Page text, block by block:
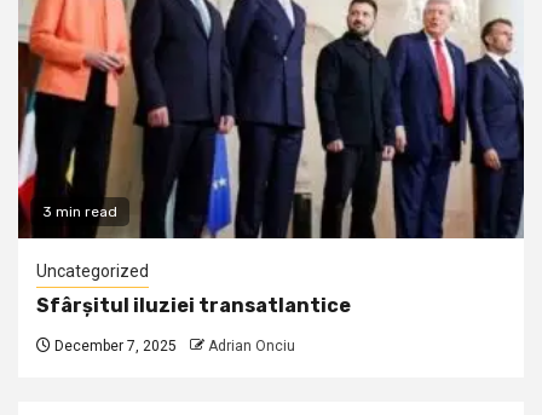
3 min read
Uncategorized
Sfârșitul iluziei transatlantice
December 7, 2025 Adrian Onciu